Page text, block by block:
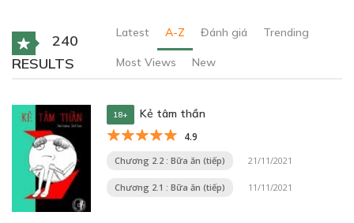
240
RESULTS
Latest A-Z Đánh giá Trending
Most Views New
18+ Kẻ tâm thần
4.9
Chương 2.2 : Bữa ăn (tiếp) 21/11/2021
Chương 2.1 : Bữa ăn (tiếp) 11/11/2021